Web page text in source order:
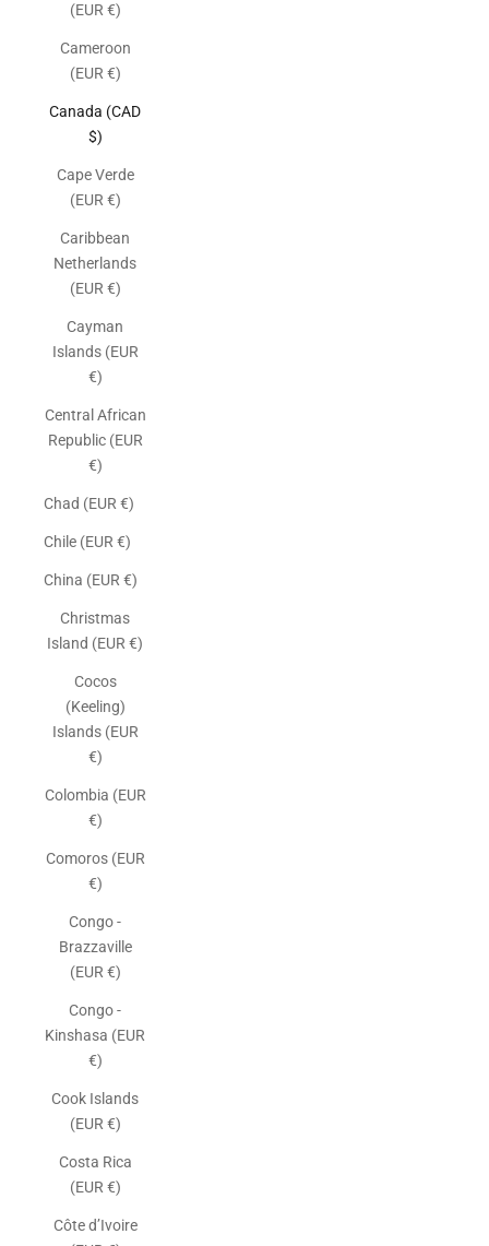
(EUR €)
Cameroon
(EUR €)
Canada (CAD
$)
Cape Verde
(EUR €)
Caribbean
Netherlands
(EUR €)
Cayman
Islands (EUR
€)
Central African
Republic (EUR
€)
Chad (EUR €)
Chile (EUR €)
China (EUR €)
Christmas
Island (EUR €)
Cocos
(Keeling)
Islands (EUR
€)
Colombia (EUR
€)
Comoros (EUR
€)
Congo -
Brazzaville
(EUR €)
Congo -
Kinshasa (EUR
€)
Cook Islands
(EUR €)
Costa Rica
(EUR €)
Côte d’Ivoire